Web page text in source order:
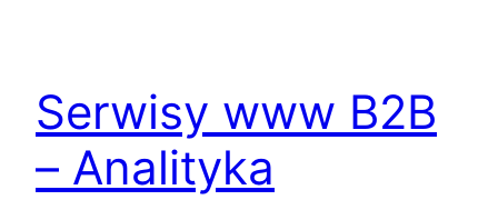
Serwisy www B2B
– Analityka